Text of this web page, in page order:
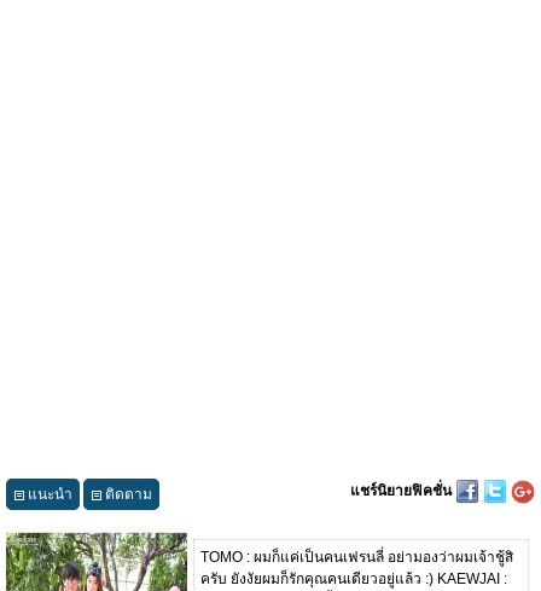
แนะนำ ติดตาม แชร์นิยายฟิคชั่น
TOMO : ผมก็แค่เป็นคนเฟรนลี่ อย่ามองว่าผมเจ้าชู้สิ
ครับ ยังงัยผมก็รักคุณคนเดียวอยู่แล้ว :) KAEWJAI :